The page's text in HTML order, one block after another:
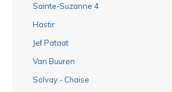
Sainte-Suzanne 4
Hastir
Jef Pataat
Van Buuren
Solvay - Chaise